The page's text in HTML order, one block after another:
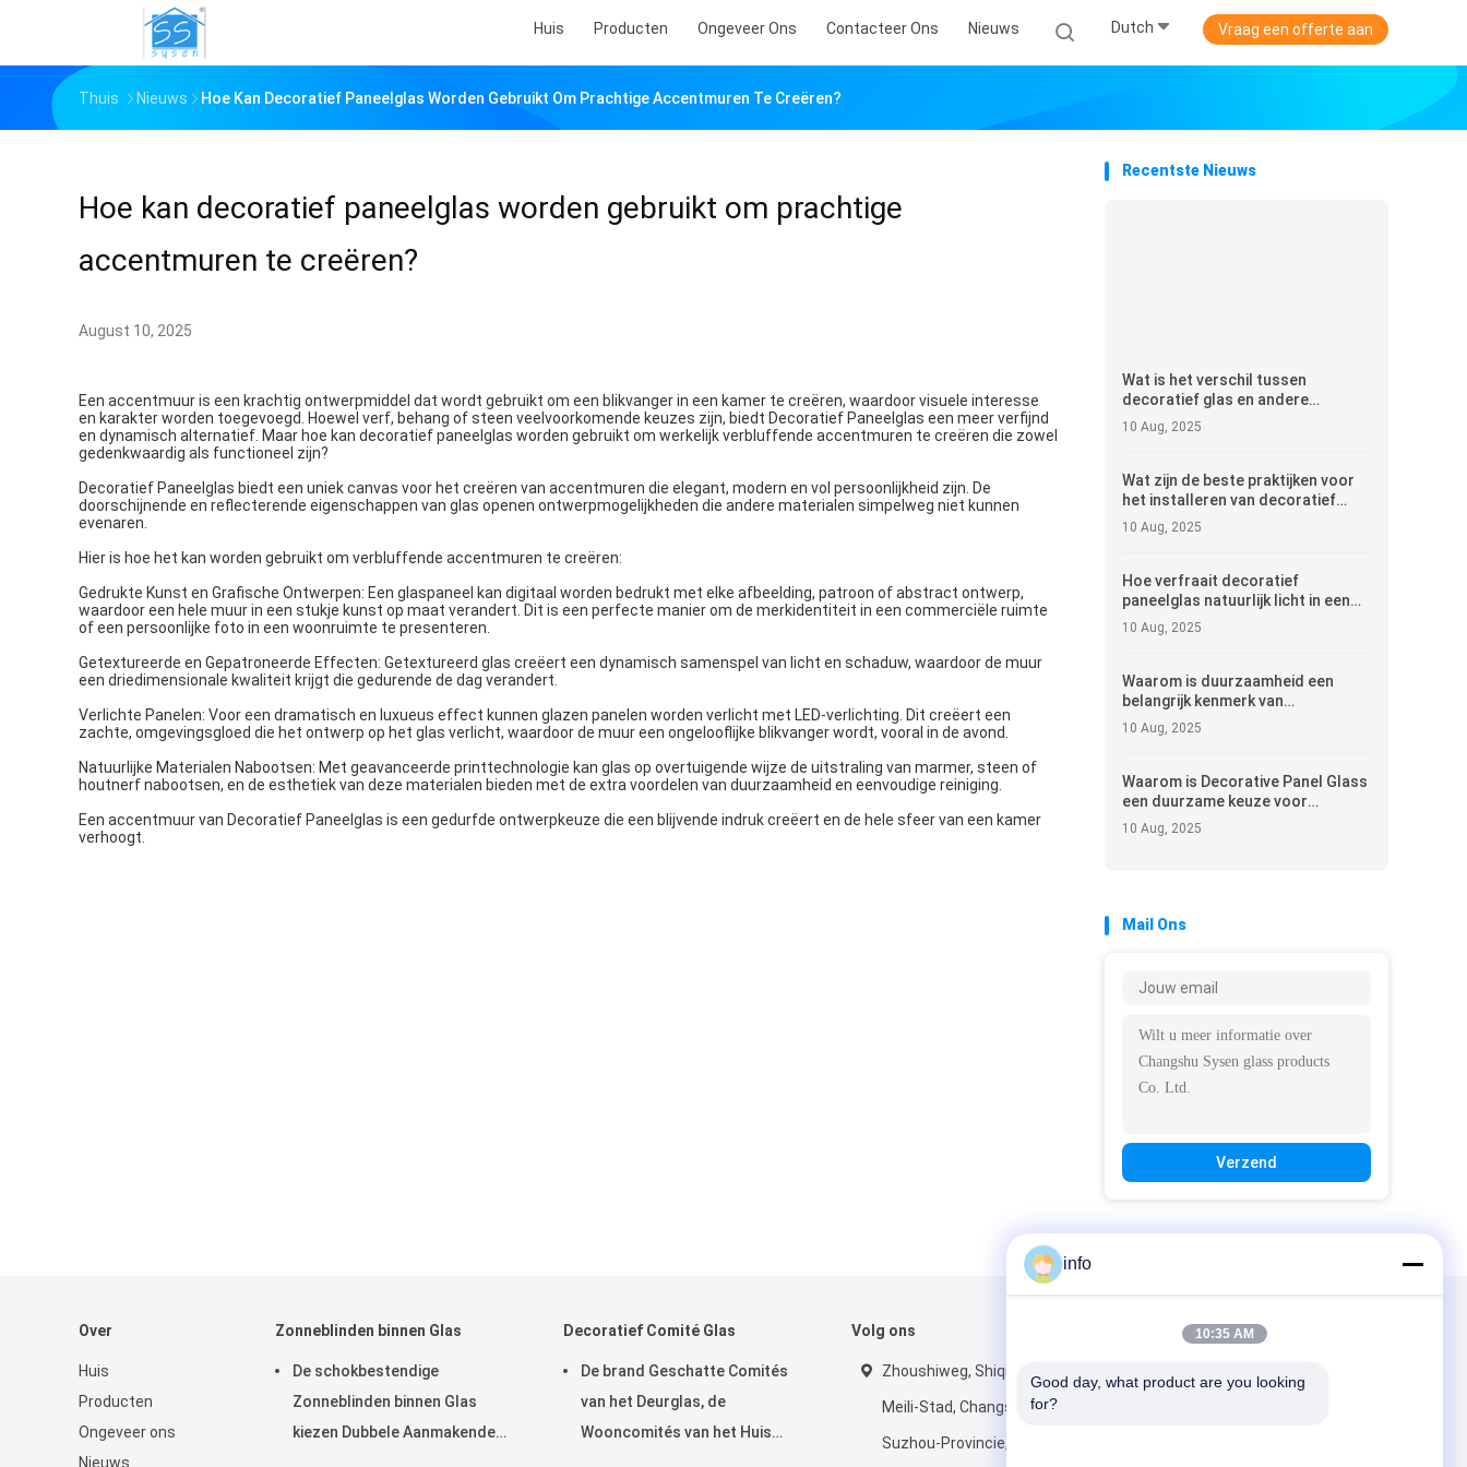
Huis Producten Ongeveer Ons Contacteer Ons Nieuws Dutch Vraag een offerte aan
Thuis Nieuws Hoe Kan Decoratief Paneelglas Worden Gebruikt Om Prachtige Accentmuren Te Creëren?
Hoe kan decoratief paneelglas worden gebruikt om prachtige
accentmuren te creëren?
August 10, 2025
Een accentmuur is een krachtig ontwerpmiddel dat wordt gebruikt om een blikvanger in een kamer te creëren, waardoor visuele interesse
en karakter worden toegevoegd. Hoewel verf, behang of steen veelvoorkomende keuzes zijn, biedt Decoratief Paneelglas een meer verfijnd
en dynamisch alternatief. Maar hoe kan decoratief paneelglas worden gebruikt om werkelijk verbluffende accentmuren te creëren die zowel
gedenkwaardig als functioneel zijn?
Decoratief Paneelglas biedt een uniek canvas voor het creëren van accentmuren die elegant, modern en vol persoonlijkheid zijn. De
doorschijnende en reflecterende eigenschappen van glas openen ontwerpmogelijkheden die andere materialen simpelweg niet kunnen
evenaren.
Hier is hoe het kan worden gebruikt om verbluffende accentmuren te creëren:
Gedrukte Kunst en Grafische Ontwerpen: Een glaspaneel kan digitaal worden bedrukt met elke afbeelding, patroon of abstract ontwerp,
waardoor een hele muur in een stukje kunst op maat verandert. Dit is een perfecte manier om de merkidentiteit in een commerciële ruimte
of een persoonlijke foto in een woonruimte te presenteren.
Getextureerde en Gepatroneerde Effecten: Getextureerd glas creëert een dynamisch samenspel van licht en schaduw, waardoor de muur
een driedimensionale kwaliteit krijgt die gedurende de dag verandert.
Verlichte Panelen: Voor een dramatisch en luxueus effect kunnen glazen panelen worden verlicht met LED-verlichting. Dit creëert een
zachte, omgevingsgloed die het ontwerp op het glas verlicht, waardoor de muur een ongelooflijke blikvanger wordt, vooral in de avond.
Natuurlijke Materialen Nabootsen: Met geavanceerde printtechnologie kan glas op overtuigende wijze de uitstraling van marmer, steen of
houtnerf nabootsen, en de esthetiek van deze materialen bieden met de extra voordelen van duurzaamheid en eenvoudige reiniging.
Een accentmuur van Decoratief Paneelglas is een gedurfde ontwerpkeuze die een blijvende indruk creëert en de hele sfeer van een kamer
verhoogt.
Recentste Nieuws
Wat is het verschil tussen
decoratief glas en andere
materialen voor interieur muren?
10 Aug, 2025
Wat zijn de beste praktijken voor
het installeren van decoratief
paneelglas?
10 Aug, 2025
Hoe verfraait decoratief
paneelglas natuurlijk licht in een
kamer?
10 Aug, 2025
Waarom is duurzaamheid een
belangrijk kenmerk van
hoogwaardig decoratief
paneelglas?
10 Aug, 2025
Waarom is Decorative Panel Glass
een duurzame keuze voor
interieurontwerp?
10 Aug, 2025
Mail Ons
Verzend
Over
Huis
Producten
Ongeveer ons
Nieuws
Zonneblinden binnen Glas
De schokbestendige
Zonneblinden binnen Glas
kiezen Dubbele Aanmakende
Decoratief Comité Glas
De brand Geschatte Comités
van het Deurglas, de
Wooncomités van het Huis
Volg ons
Zhoushiweg, Shiqiao-Dorp,
Meili-Stad, Changshu-Stad,
Suzhou-Provincie, China
Mail ons
info
10:35 AM
Good day, what product are you looking
for?